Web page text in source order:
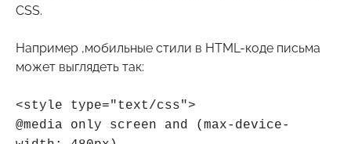
CSS.
Например ,мобильные стили в HTML-коде письма
может выглядеть так:
<style type="text/css">
@media only screen and (max-device-